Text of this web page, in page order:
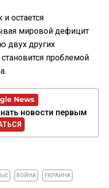
остается
мировой дефицит
двух других
проблемой
новости первым
ВОЙНА УКРАИНА